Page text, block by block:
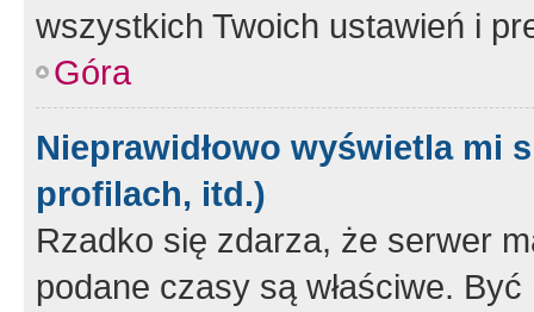
wszystkich Twoich ustawień i
Góra
Nieprawidłowo wyświetla mi
profilach, itd.)
Rzadko się zdarza, że serwer
podane czasy są właściwe.